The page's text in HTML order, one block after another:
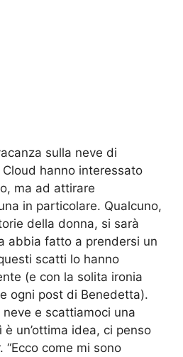
sulla neve di
hanno interessato
ma ad attirare
in particolare. Qualcuno,
della donna, si sarà
abbia fatto a prendersi un
scatti lo hanno
(e con la solita ironia
ogni post di Benedetta).
neve e scattiamoci una
è un’ottima idea, ci penso
“Ecco come mi sono